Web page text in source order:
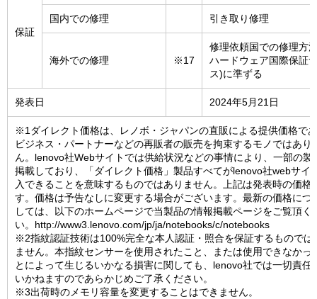
保証
国内での修理 引き取り修理
海外での修理 ※17
修理依頼国での修理方
ハードウェア国際保証
ス)に準ずる
発表日 2024年5月21日
※1ダイレクト価格は、レノボ・ジャパンの直販による提供価格で
ビジネス・パートナーなどの再販者の販売を拘束するモノではあり
ん。lenovo社Webサイトでは供給状況などの事情により、一部の製
掲載しており、「ダイレクト価格」製品すべてがlenovo社webサイ
入できることを意味するものではありません。上記は発表時の価格
す。価格は予告なしに変更する場合がございます。最新の価格につ
しては、以下のホームページで当製品の情報掲載ページをご覧頂く
い。http://www3.lenovo.com/jp/ja/notebooks/c/notebooks
※2指紋認証技術は100%完全な本人認証・照合を保証するものでは
ません。本指紋センサーを使用されたこと、または使用できなかっ
とによって生じるいかなる損害に関しても、lenovo社では一切責任
いかねますのであらかじめご了承ください。
※3出荷時のメモリ容量を変更することはできません。